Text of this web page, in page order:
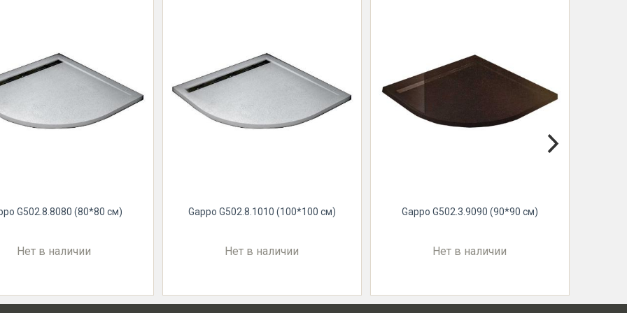
G502.8.8080 (80*80 см)
Нет в наличии
Gappo G502.8.1010 (100*100 см)
Нет в наличии
Gappo G502.3.9090 (90*90 см)
Нет в наличии